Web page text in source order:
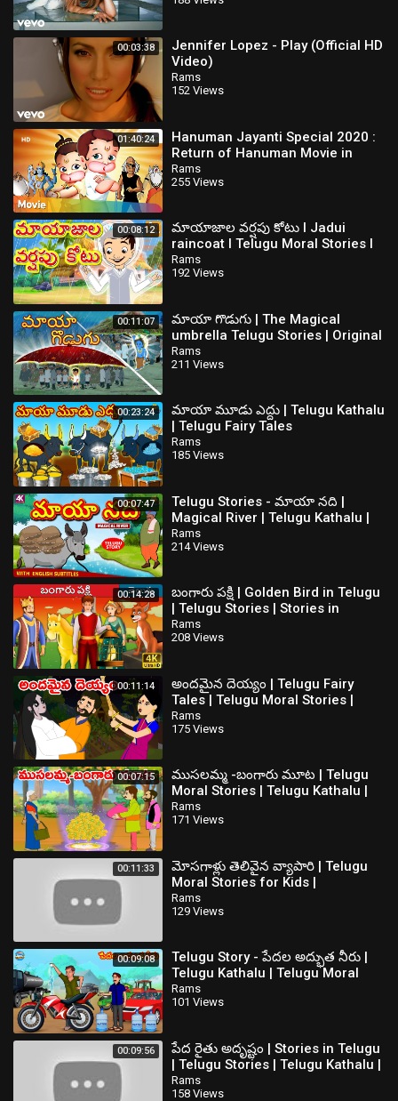
00:03:38
Jennifer Lopez - Play (Official HD
Video)
Rams
152 Views
01:40:24
Hanuman Jayanti Special 2020 :
Return of Hanuman Movie in
Telugu | Popular Animated Movie
for Kids
Rams
255 Views
00:08:12
మాయాజాల వర్షపు కోటు l Jadui
raincoat l Telugu Moral Stories l
Telugu Kathalu l Toonkids Telugu
Rams
192 Views
00:11:07
మాయా గొడుగు | The Magical
umbrella Telugu Stories | Original
Telugu fairy tales
Rams
211 Views
00:23:24
మాయా మూడు ఎద్దు | Telugu Kathalu
| Telugu Fairy Tales
Rams
185 Views
00:07:47
Telugu Stories - మాయా నది |
Magical River | Telugu Kathalu |
Moral Stories | Koo Koo TV
Rams
214 Views
00:14:28
బంగారు పక్షి | Golden Bird in Telugu
| Telugu Stories | Stories in
Telugu | Telugu Fairy Tales
Rams
208 Views
00:11:14
అందమైన దెయ్యం | Telugu Fairy
Tales | Telugu Moral Stories |
Telugu Kathalu | Moral Stories
Rams
175 Views
00:07:15
ముసలమ్మ -బంగారు మూట | Telugu
Moral Stories | Telugu Kathalu |
Bedtime Stories | Chandamama
Kathalu
Rams
171 Views
00:11:33
మోసగాళ్లు తెలివైన వ్యాపారి | Telugu
Moral Stories for Kids |
Chandamama Kathalu
Rams
129 Views
00:09:08
Telugu Story - పేదల అద్భుత నీరు |
Telugu Kathalu | Telugu Moral
Story | Telugu Fairy Tale
Rams
101 Views
00:09:56
పేద రైతు అదృష్టం | Stories in Telugu
| Telugu Stories | Telugu Kathalu |
New Stories
Rams
158 Views